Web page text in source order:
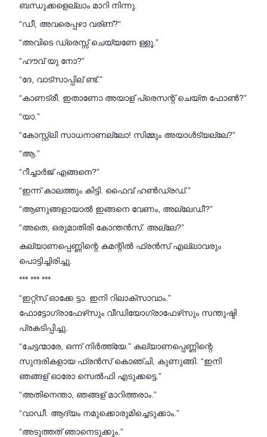
ബന്ധുക്കളെല്ലാം മാറി നിന്നു.
“ഡീ, അവരെപ്പഴാ വര്ണ്?“
“അവിടെ ഡ്രെസ്സ് ചെയ്യണേ ള്ളൂ.”
“ഹൗവ് യു നോ?”
“ദേ, വാട്സാപ്പില് ണ്ട്.”
“കാണട്രീ. ഇതാണോ അയാള് പ്രെസന്റ് ചെയ്ത ഫോൺ?”
“യാ.”
“കോസ്റ്റ്‌ലി സാധനാണല്ലോ! സിമ്മും അയാൾട്യല്ലേ?”
“ആ.”
“റീച്ചാർജ് എങ്ങനെ?”
“ഇന്ന് കാലത്തും കിട്ടി. ഫൈവ് ഹൺഡ്രഡ്.”
“ആണുങ്ങളായാൽ ഇങ്ങനെ വേണം, അല്ലേഡീ?”
“അതെ, ഒരുമാതിരി കോന്തൻസ്. അല്ലേ?”
കല്യാണപ്പെണ്ണിന്റെ കമന്റിൽ ഫ്രൻസ് എല്ലാവരും
പൊട്ടിച്ചിരിച്ചു.
*** *** ***
“ഇറ്റ്സ് ഓക്കേ ട്ടാ. ഇനി റിലാക്‌സാവാം.”
ഫോട്ടോഗ്രാഫേഴ്‌സും വീഡിയോഗ്രാഫേഴ്‌സും സന്തുഷ്ടി
പ്രകടിപ്പിച്ചു.
“ചേട്ടന്മാരേ, ഒന്ന് നിർത്ത്യേ.” കല്യാണപ്പെണ്ണിന്റെ
സുന്ദരികളായ ഫ്രൻസ് കൊഞ്ചി, കുണുങ്ങി. “ഇനി
ഞങ്ങള് ഓരോ സെൽഫി എടുക്കട്ടെ.”
“അതിനെന്താ, ഞങ്ങള് മാറിത്തരാം.”
“വാഡീ. ആദ്യം നമുക്കൊരുമിച്ചെടുക്കാം.”
“അടുത്തത് ഞാനെടുക്കും.”